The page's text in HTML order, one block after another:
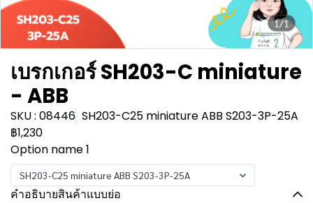
1/1
เบรกเกอร์ SH203-C miniature
- ABB
SKU : 08446 SH203-C25 miniature ABB S203-3P-25A
฿1,230
Option name 1
SH203-C25 miniature ABB S203-3P-25A
คำอธิบายสินค้าแบบย่อ